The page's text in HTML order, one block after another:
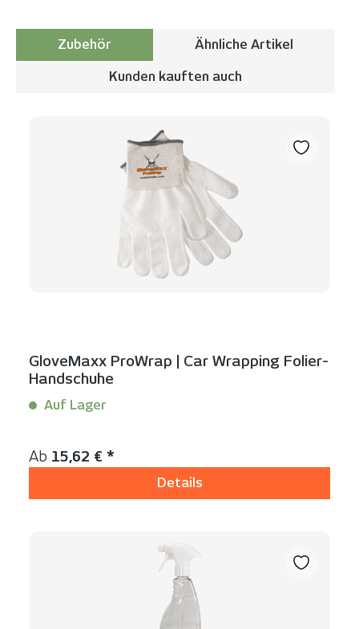
Zubehör Ähnliche Artikel
Kunden kauften auch
GloveMaxx ProWrap | Car Wrapping Folier-
Handschuhe
Auf Lager
Regulärer Preis:
Ab 15,62 € *
Details